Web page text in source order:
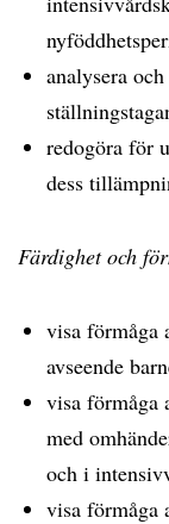
analysera
redogöra för
dess
Färdighet och
visa förmåga
avseende
visa förmåga
med
och i
visa förmåga